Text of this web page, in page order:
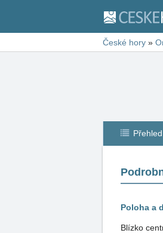
České hory »
Přehled
Poloha a
Blízko